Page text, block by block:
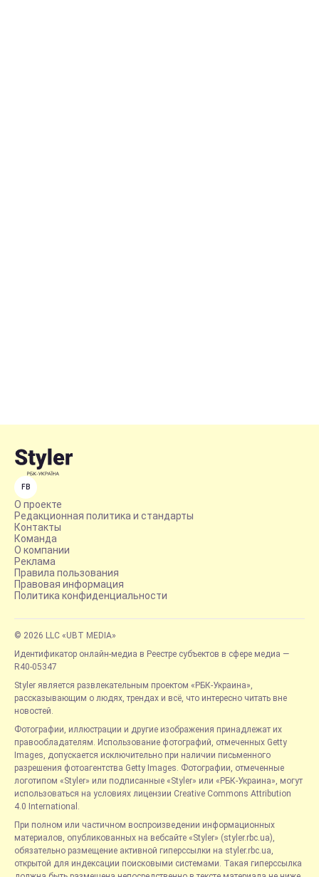
FB
О проекте
Редакционная политика и стандарты
Контакты
Команда
О компании
Реклама
Правила пользования
Правовая информация
Политика конфиденциальности
© 2026 LLC «UBT MEDIA»
Идентификатор онлайн-медиа в Реестре субъектов в сфере медиа —
R40-05347
Styler является развлекательным проектом «РБК-Украина»,
рассказывающим о людях, трендах и всё, что интересно читать вне
новостей.
Фотографии, иллюстрации и другие изображения принадлежат их
правообладателям. Использование фотографий, отмеченных Getty
Images, допускается исключительно при наличии письменного
разрешения фотоагентства Getty Images. Фотографии, отмеченные
логотипом «Styler» или подписанные «Styler» или «РБК-Украина», могут
использоваться на условиях лицензии Creative Commons Attribution
4.0 International.
При полном или частичном воспроизведении информационных
материалов, опубликованных на вебсайте «Styler» (styler.rbc.ua),
обязательно размещение активной гиперссылки на styler.rbc.ua,
открытой для индексации поисковыми системами. Такая гиперссылка